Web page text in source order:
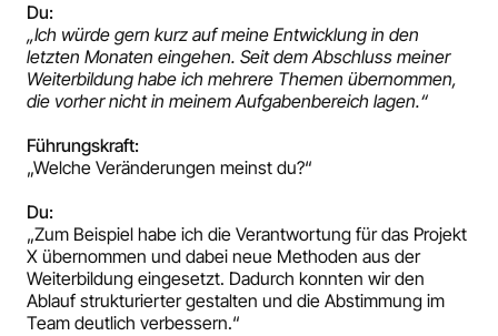
Du:
„Ich würde gern kurz auf meine Entwicklung in den
letzten Monaten eingehen. Seit dem Abschluss meiner
Weiterbildung habe ich mehrere Themen übernommen,
die vorher nicht in meinem Aufgabenbereich lagen.“
Führungskraft:
„Welche Veränderungen meinst du?“
Du:
„Zum Beispiel habe ich die Verantwortung für das Projekt
X übernommen und dabei neue Methoden aus der
Weiterbildung eingesetzt. Dadurch konnten wir den
Ablauf strukturierter gestalten und die Abstimmung im
Team deutlich verbessern.“